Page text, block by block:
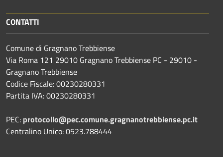
CONTATTI
Comune di Gragnano Trebbiense
Via Roma 121 29010 Gragnano Trebbiense PC - 29010 -
Gragnano Trebbiense
Codice Fiscale: 00230280331
Partita IVA: 00230280331
PEC: protocollo@pec.comune.gragnanotrebbiense.pc.it
Centralino Unico: 0523.788444